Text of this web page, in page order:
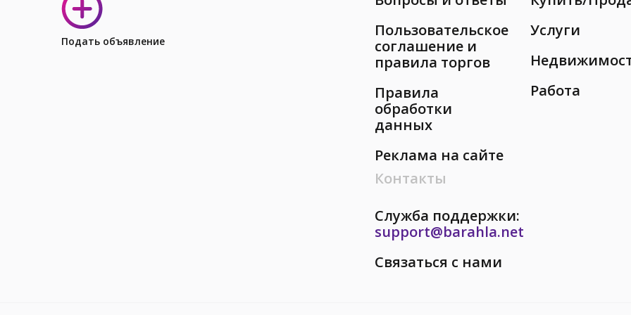
Подать объявление
Пользовательское
соглашение и
правила торгов
Правила
обработки
данных
Реклама на сайте
Услуги
Работа
Контакты
Служба поддержки:
support@barahla.net
Связаться с нами